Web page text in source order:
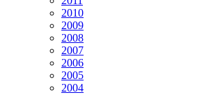
2010
2009
2008
2007
2006
2005
2004